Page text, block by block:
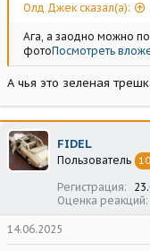
Олд Джек сказал(а):
Ага, а заодно можно
фотоПосмотреть
А чья это зеленая
FIDEL
Пользователь
Регистрация
Оценка реакций
14.06.2025